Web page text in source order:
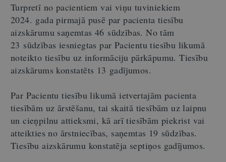
Turpretī no pacientiem vai viņu tuviniekiem
2024. gada pirmajā pusē par pacienta tiesību
aizskārumu saņemtas 46 sūdzības. No tām
23 sūdzības iesniegtas par Pacientu tiesību likumā
noteikto tiesību uz informāciju pārkāpumu. Tiesību
aizskārums konstatēts 13 gadījumos.
Par Pacientu tiesību likumā ietvertajām pacienta
tiesībām uz ārstēšanu, tai skaitā tiesībām uz laipnu
un cieņpilnu attieksmi, kā arī tiesībām piekrist vai
atteikties no ārstniecības, saņemtas 19 sūdzības.
Tiesību aizskārumu konstatēja septiņos gadījumos.